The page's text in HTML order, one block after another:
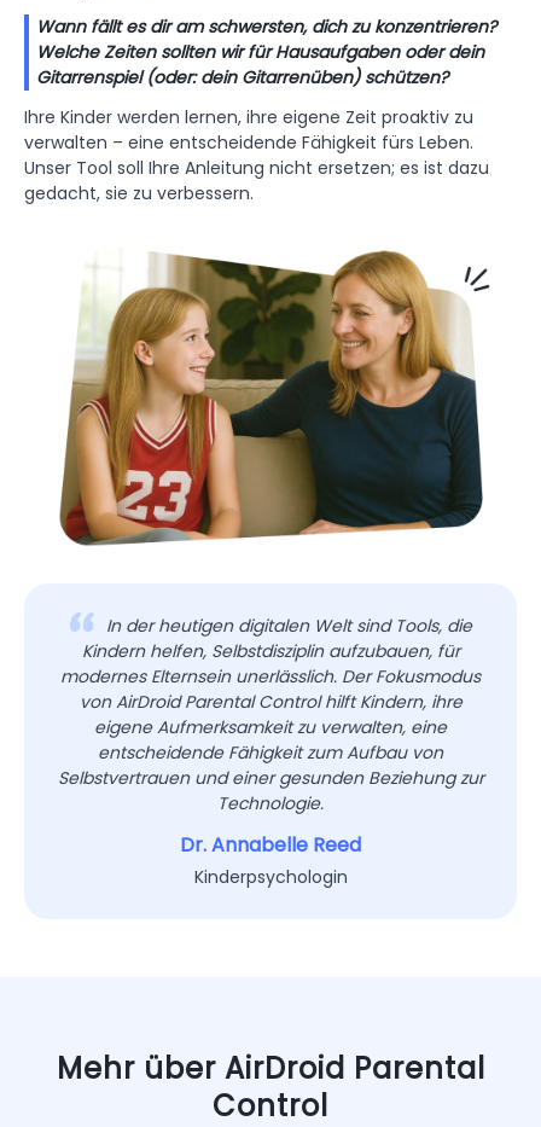
Wann fällt es dir am schwersten, dich zu konzentrieren?
Welche Zeiten sollten wir für Hausaufgaben oder dein
Gitarrenspiel (oder: dein Gitarrenüben) schützen?
Ihre Kinder werden lernen, ihre eigene Zeit proaktiv zu
verwalten – eine entscheidende Fähigkeit fürs Leben.
Unser Tool soll Ihre Anleitung nicht ersetzen; es ist dazu
gedacht, sie zu verbessern.
In der heutigen digitalen Welt sind Tools, die
Kindern helfen, Selbstdisziplin aufzubauen, für
modernes Elternsein unerlässlich. Der Fokusmodus
von AirDroid Parental Control hilft Kindern, ihre
eigene Aufmerksamkeit zu verwalten, eine
entscheidende Fähigkeit zum Aufbau von
Selbstvertrauen und einer gesunden Beziehung zur
Technologie.
Dr. Annabelle Reed
Kinderpsychologin
Mehr über AirDroid Parental
Control